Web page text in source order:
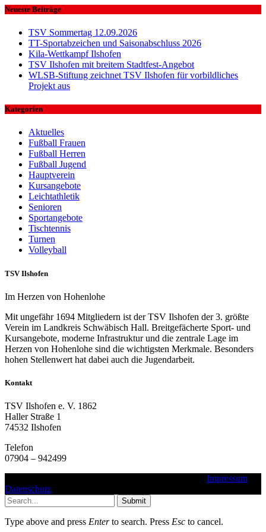
Neueste Beiträge
TSV Sommertag 12.09.2026
TT-Sportabzeichen und Saisonabschluss 2026
Kila-Wettkampf Ilshofen
TSV Ilshofen mit breitem Stadtfest-Angebot
WLSB-Stiftung zeichnet TSV Ilshofen für vorbildliches
Projekt aus
Kategorien
Aktuelles
Fußball Frauen
Fußball Herren
Fußball Jugend
Hauptverein
Kursangebote
Leichtathletik
Senioren
Sportangebote
Tischtennis
Turnen
Volleyball
TSV Ilshofen
Im Herzen von Hohenlohe
Mit ungefähr 1694 Mitgliedern ist der TSV Ilshofen der 3. größte
Verein im Landkreis Schwäbisch Hall. Breitgefächerte Sport- und
Kursangebote, moderne Infrastruktur und die zentrale Lage im
Herzen von Hohenlohe sind die wichtigsten Merkmale. Besonders
hohen Stellenwert hat dabei auch die Jugendarbeit.
Kontakt
TSV Ilshofen e. V. 1862
Haller Straße 1
74532 Ilshofen
Telefon
07904 – 942499
Impressum
Datenschutz
Submit
Type above and press Enterto search. Press Esc to cancel.